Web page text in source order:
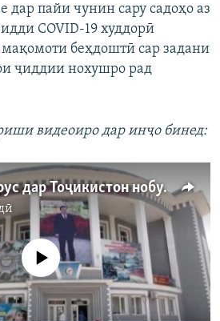
дар пайи чунин сару садоҳо аз
COVID-19 худдорӣ
беҳдоштӣ сар задани
ҷиддии нохушро рад
видеоиро дар инҷо бинед:
Магар коронавирус дар Тоҷикистон нобуд шуд?
кор намекунад